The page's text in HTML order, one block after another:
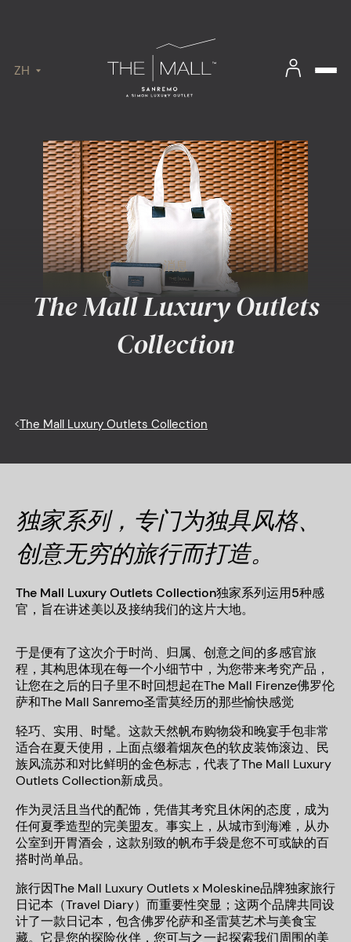
ZH
消息
The Mall Luxury Outlets
Collection
<The Mall Luxury Outlets Collection
独家系列，专门为独具风格、
创意无穷的旅行而打造。
The Mall Luxury Outlets Collection独家系列运用5种感
官，旨在讲述美以及接纳我们的这片大地。
于是便有了这次介于时尚、归属、创意之间的多感官旅
程，其构思体现在每一个小细节中，为您带来考究产品，
让您在之后的日子里不时回想起在The Mall Firenze佛罗伦
萨和The Mall Sanremo圣雷莫经历的那些愉快感觉
轻巧、实用、时髦。这款天然帆布购物袋和晚宴手包非常
适合在夏天使用，上面点缀着烟灰色的软皮装饰滚边、民
族风流苏和对比鲜明的金色标志，代表了The Mall Luxury
Outlets Collection新成员。
作为灵活且当代的配饰，凭借其考究且休闲的态度，成为
任何夏季造型的完美盟友。事实上，从城市到海滩，从办
公室到开胃酒会，这款别致的帆布手袋是您不可或缺的百
搭时尚单品。
旅行因The Mall Luxury Outlets x Moleskine品牌独家旅行
日记本（Travel Diary）而重要性突显；这两个品牌共同设
计了一款日记本，包含佛罗伦萨和圣雷莫艺术与美食宝
藏。它是您的探险伙伴，您可与之一起探索我们周围的美